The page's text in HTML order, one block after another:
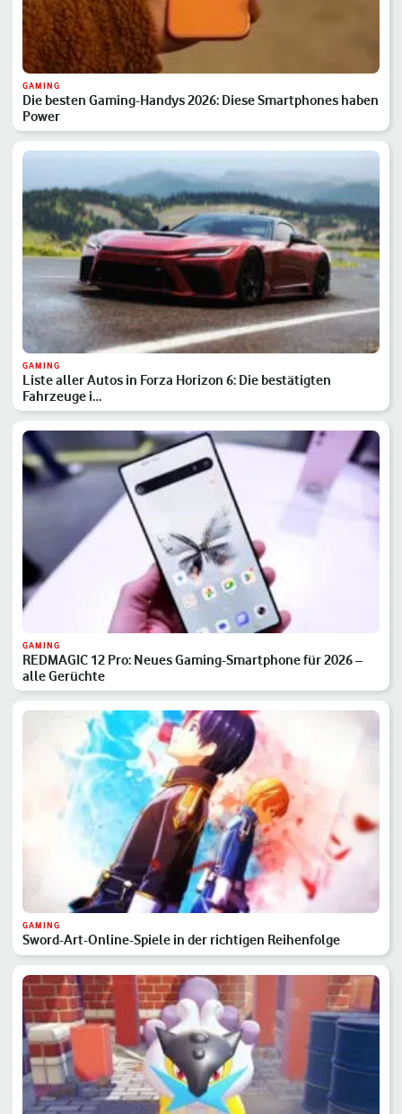
GAMING
Die besten Gaming-Handys 2026: Diese Smartphones haben
Power
GAMING
Liste aller Autos in Forza Horizon 6: Die bestätigten
Fahrzeuge i…
GAMING
REDMAGIC 12 Pro: Neues Gaming-Smartphone für 2026 –
alle Gerüchte
GAMING
Sword-Art-Online-Spiele in der richtigen Reihenfolge